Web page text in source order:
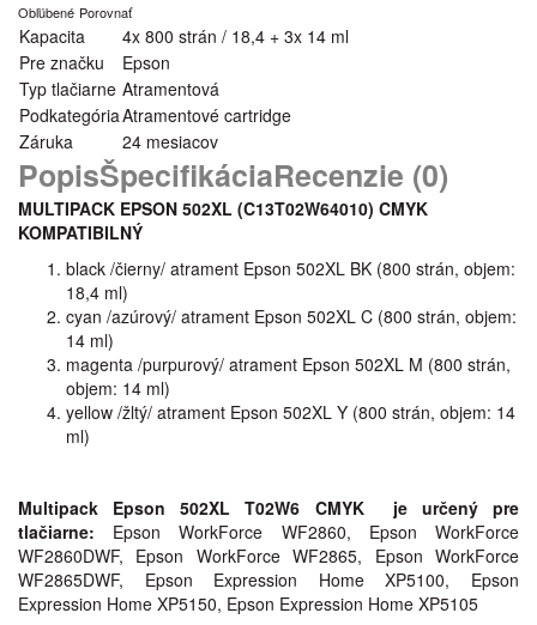
Obľúbené Porovnať
Kapacita
4x 800 strán / 18,4 + 3x 14 ml
Pre značku
Epson
Typ tlačiarne Atramentová
PodkategóriaAtramentové cartridge
Záruka
24 mesiacov
PopisŠpecifikáciaRecenzie (0)
MULTIPACK EPSON 502XL (C13T02W64010) CMYK
KOMPATIBILNÝ
black /čierny/ atrament Epson 502XL BK (800 strán, objem:
18,4 ml)
cyan /azúrový/ atrament Epson 502XL C (800 strán, objem:
14 ml)
magenta /purpurový/ atrament Epson 502XL M (800 strán,
objem: 14 ml)
yellow /žltý/ atrament Epson 502XL Y (800 strán, objem: 14
ml)
Multipack Epson 502XL T02W6 CMYK je určený pre
tlačiarne: Epson WorkForce WF2860, Epson WorkForce
WF2860DWF, Epson WorkForce WF2865, Epson WorkForce
WF2865DWF, Epson Expression Home XP5100, Epson
Expression Home XP5150, Epson Expression Home XP5105